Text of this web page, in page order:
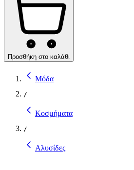
Προσθήκη στο καλάθι
Μόδα
/
Κοσμήματα
/
Αλυσίδες